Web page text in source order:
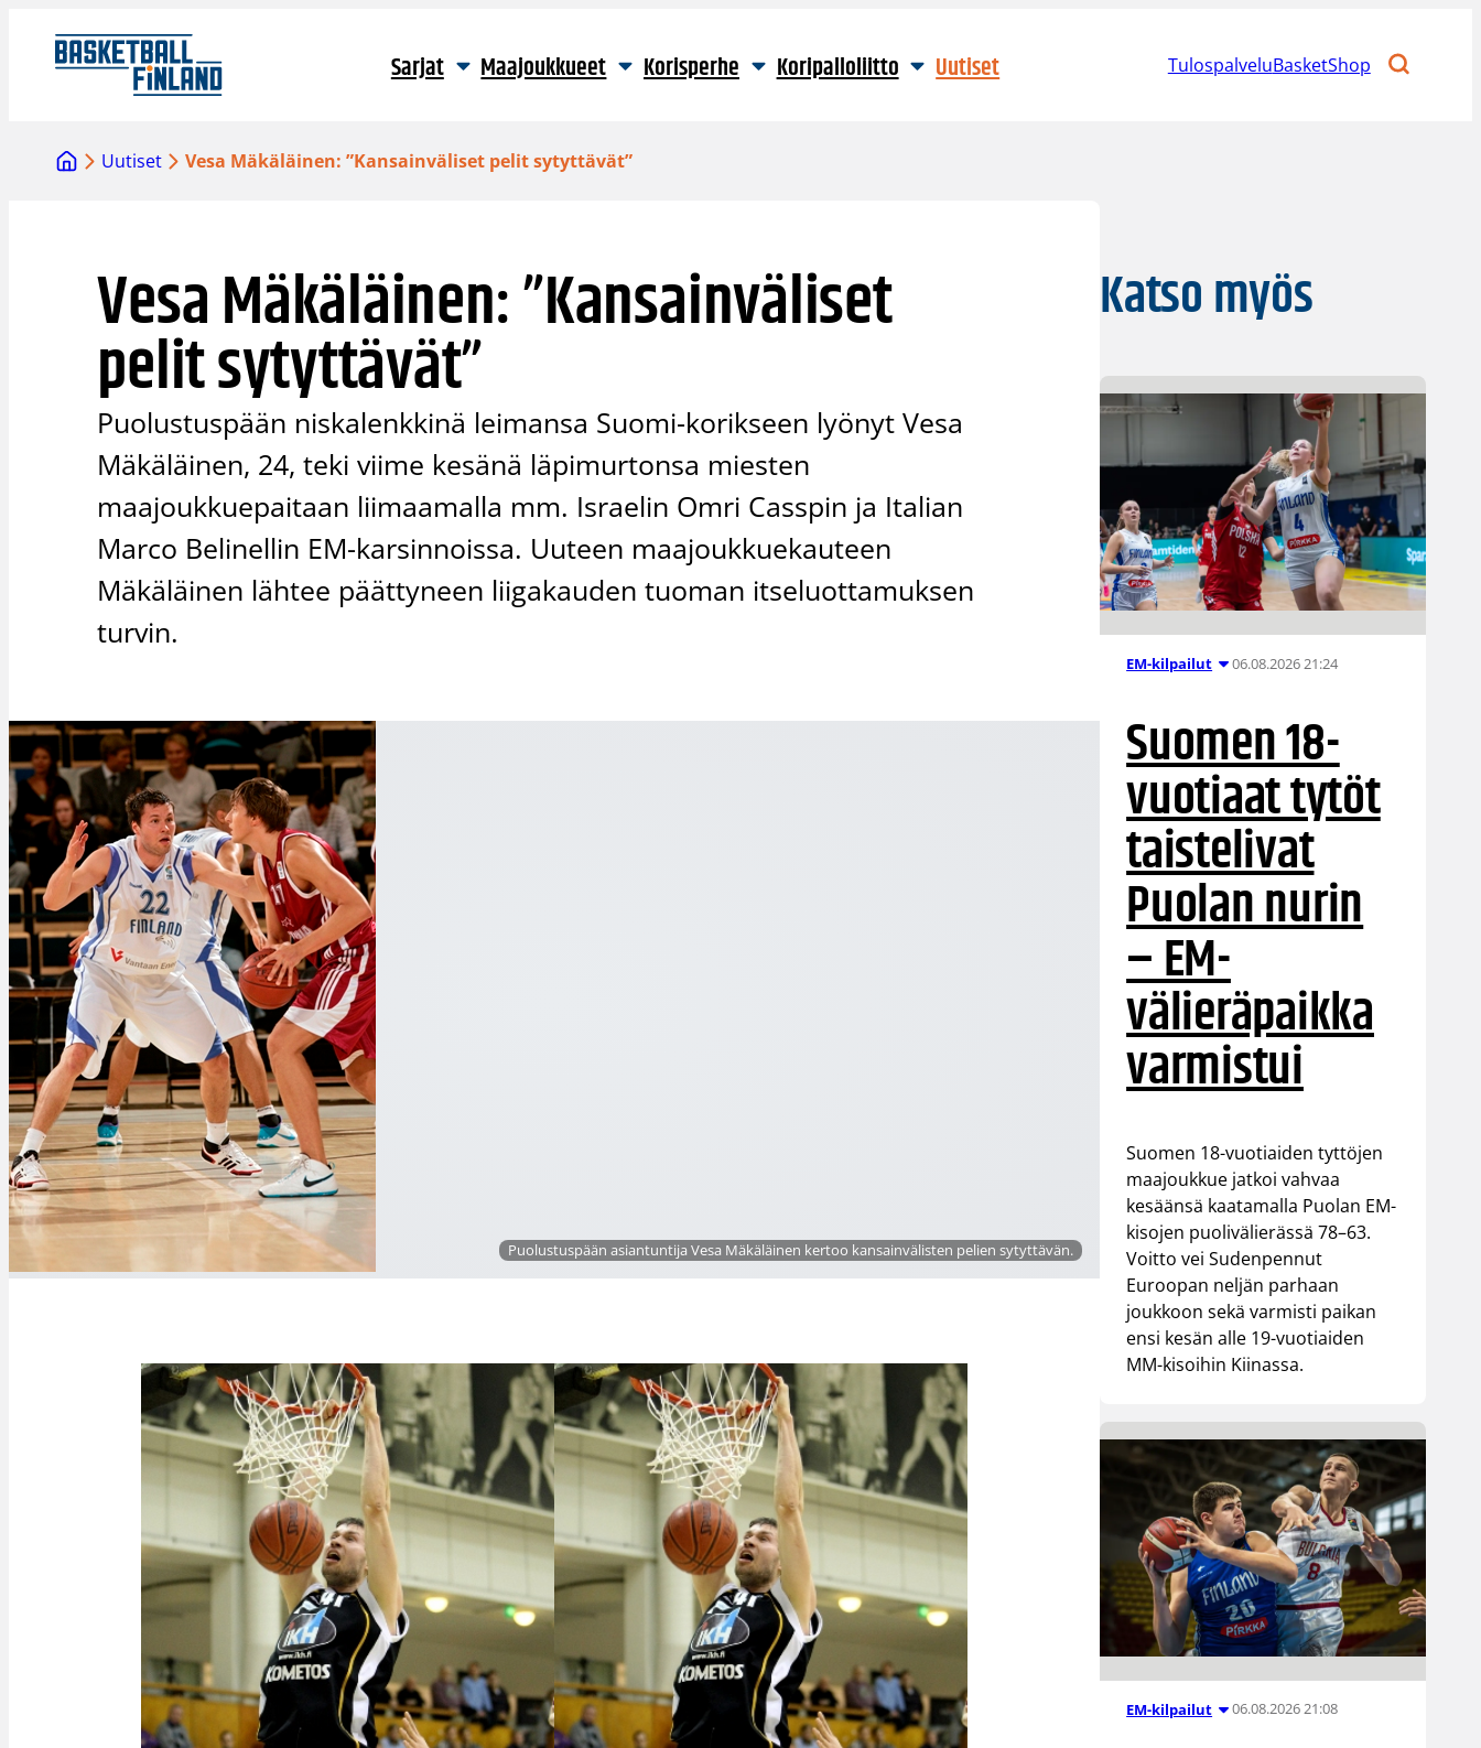
sisältöön
Sarjat Maajoukkueet Korisperhe Koripalloliitto Uutiset TulospalveluBasketShop
Uutiset Vesa Mäkäläinen: ”Kansainväliset pelit sytyttävät”
Vesa Mäkäläinen: ”Kansainväliset
pelit sytyttävät”
Puolustuspään niskalenkkinä leimansa Suomi-korikseen lyönyt Vesa
Mäkäläinen, 24, teki viime kesänä läpimurtonsa miesten
maajoukkuepaitaan liimaamalla mm. Israelin Omri Casspin ja Italian
Marco Belinellin EM-karsinnoissa. Uuteen maajoukkuekauteen
Mäkäläinen lähtee päättyneen liigakauden tuoman itseluottamuksen
turvin.
Puolustuspään asiantuntija Vesa Mäkäläinen kertoo kansainvälisten pelien sytyttävän.
Katso myös
EM-kilpailut 06.08.2026 21:24
Suomen 18-
vuotiaat tytöt
taistelivat
Puolan nurin
– EM-
välieräpaikka
varmistui
Suomen 18-vuotiaiden tyttöjen
maajoukkue jatkoi vahvaa
kesäänsä kaatamalla Puolan EM-
kisojen puolivälierässä 78–63.
Voitto vei Sudenpennut
Euroopan neljän parhaan
joukkoon sekä varmisti paikan
ensi kesän alle 19-vuotiaiden
MM-kisoihin Kiinassa.
EM-kilpailut 06.08.2026 21:08